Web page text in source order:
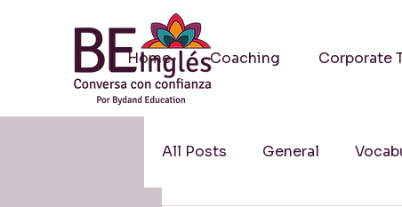
Home Coaching Corporate
All Posts General